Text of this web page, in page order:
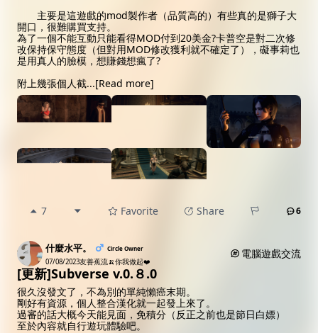
主要是這遊戲的mod製作者（品質高的）有些真的是獅子大
開口，很難購買支持。
為了一個不能互動只能看得MOD付到20美金?卡普空是對二次修
改保持保守態度（但對用MOD修改獲利就不確定了），礙事莉也
是用真人的臉模，想賺錢想瘋了?
附上幾張個人截...[Read more]
7 Favorite Share 6
什麼水平。 Circle Owner
07/08/2023友善蕉流🍌你我做起❤️
電腦遊戲交流
[更新]Subverse v.0.８.0
很久沒發文了，不為別的單純懶癌末期。
剛好有資源，個人整合漢化就一起發上來了。
過審的話大概今天能見面，免積分（反正之前也是節日白嫖）
至於內容就自行遊玩體驗吧。